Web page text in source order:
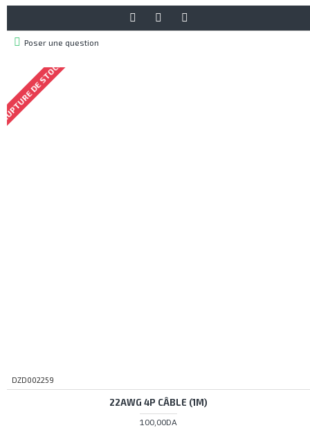
Poser une question
DE STOCK
DZD002259
22AWG 4P CÂBLE (1M)
100,00DA